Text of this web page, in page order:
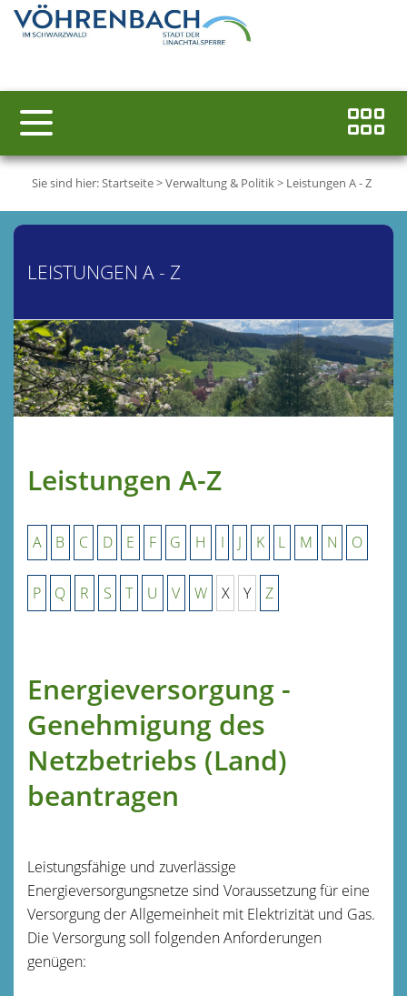
Sie sind hier:Startseite>Verwaltung & Politik> Leistungen A - Z
LEISTUNGEN A - Z
Leistungen A-Z
A B C D E F G H I J K L M N O
P Q R S T U V W X Y Z
Energieversorgung -
Genehmigung des
Netzbetriebs (Land)
beantragen
Leistungsfähige und zuverlässige
Energieversorgungsnetze sind Voraussetzung für eine
Versorgung der Allgemeinheit mit Elektrizität und Gas.
Die Versorgung soll folgenden Anforderungen
genügen: